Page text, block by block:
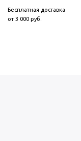
Бесплатная доставка
от 3 000 руб.